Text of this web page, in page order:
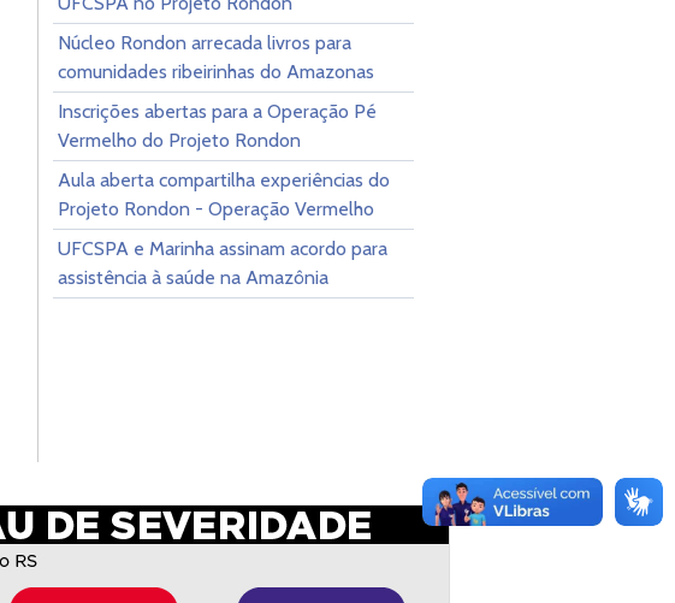
Núcleo Rondon arrecada livros para
comunidades ribeirinhas do Amazonas
Inscrições abertas para a Operação Pé
Vermelho do Projeto Rondon
Aula aberta compartilha experiências do
Projeto Rondon - Operação Vermelho
UFCSPA e Marinha assinam acordo para
assistência à saúde na Amazônia